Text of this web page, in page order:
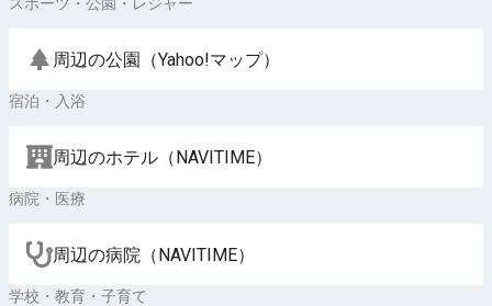
周辺の公園（Yahoo!マップ）
宿泊・入浴
周辺のホテル（NAVITIME）
病院・医療
周辺の病院（NAVITIME）
学校・教育・子育て